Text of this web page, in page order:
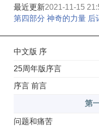
最近更新2021-11-15
第四部分 神奇的力量 后
中文版 序
25周年版序言
序言 前言
第
问题和痛苦